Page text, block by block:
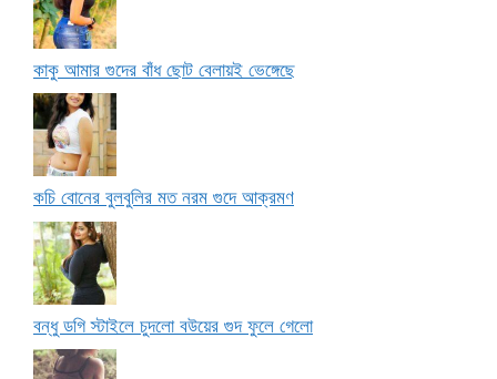
কাকু আমার গুদের বাঁধ ছোট বেলায়ই ভেঙ্গেছে
কচি বোনের বুলবুলির মত নরম গুদে আক্রমণ
বন্ধু ডগি স্টাইলে চুদলো বউয়ের গুদ ফুলে গেলো